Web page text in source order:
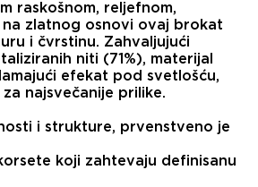
raskošnom, reljefnom,
zlatnog osnovi ovaj brokat
i čvrstinu. Zahvaljujući
niti (71%), materijal
efekat pod svetlošću,
najsvečanije prilike.
i strukture, prvenstveno je
koji zahtevaju definisanu